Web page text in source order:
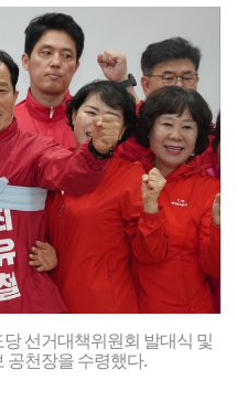
선거대책위원회 발대식 및
공천장을 수령했다.